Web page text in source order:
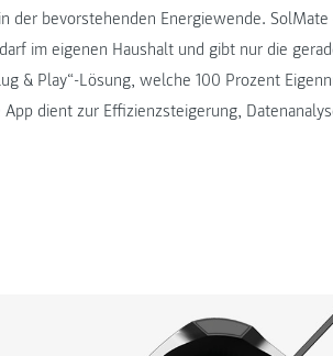
der bevorstehenden Energiewende.
im eigenen Haushalt und gibt nur die
& Play“-Lösung, welche 100 Prozent
dient zur Effizienzsteigerung,